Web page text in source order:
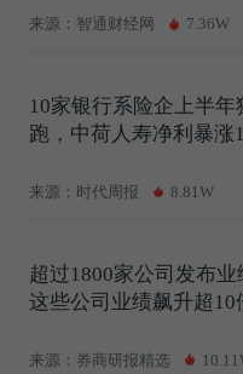
来源：智通财经网 7.36W
10家银行系险企上半
跑，中荷人寿净利暴涨
来源：时代周报 8.81W
超过1800家公司发布
这些公司业绩飙升超10
来源：券商研报精选